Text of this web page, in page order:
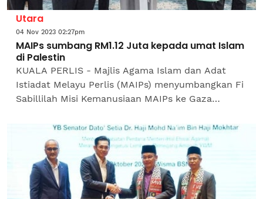
Utara
04 Nov 2023 02:27pm
MAIPs sumbang RM1.12 Juta kepada umat Islam
di Palestin
KUALA PERLIS - Majlis Agama Islam dan Adat
Istiadat Melayu Perlis (MAIPs) menyumbangkan Fi
Sabillilah Misi Kemanusiaan MAIPs ke Gaza
Palestin. Ketua Pegawai...